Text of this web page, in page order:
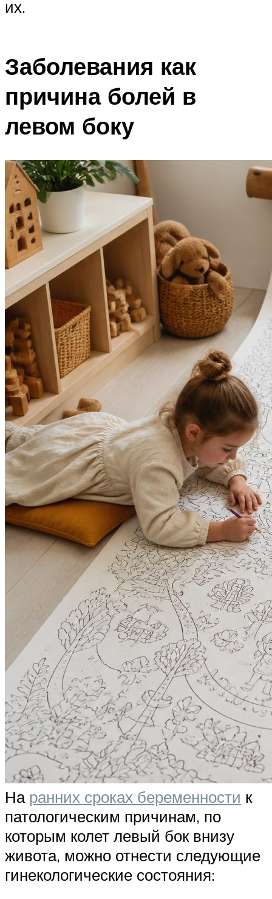
их.
Заболевания как
причина болей в
левом боку
На ранних сроках беременности к
патологическим причинам, по
которым колет левый бок внизу
живота, можно отнести следующие
гинекологические состояния: